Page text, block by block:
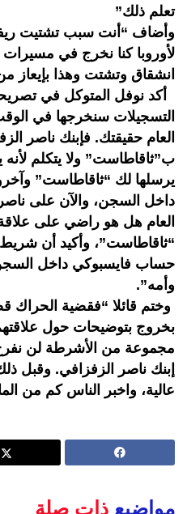
تعلم ذلك”
وأضاف “أنت سبب تشتيت
لأوروبا كنا نخرج في
انشقاق وتشتت وهذا بإيعاز
أكد نوفل المتوكل في
التسجيلات سنخرجها في
العام حقيقتك. فإبنك ناصر
ب”ثاقاطاست” ولا يتكلم لأنه
يرسلها لك “ثاقاطاست”
داخل السجن، والآن على
العام هل هو راضي على
“ثاقاطاست”، وأكيد أن شريط
حساب فايسبوكي داخل
وأمه”.
وختم قائلا “فقضية الحراك
بخروج بتوضيحات حول
مجموعة من الأشرطة لن نفرج
إبنك ناصر الزفزافي. وقبل
عالية، واخبر الناس كم من
مواضيع ذات صلة